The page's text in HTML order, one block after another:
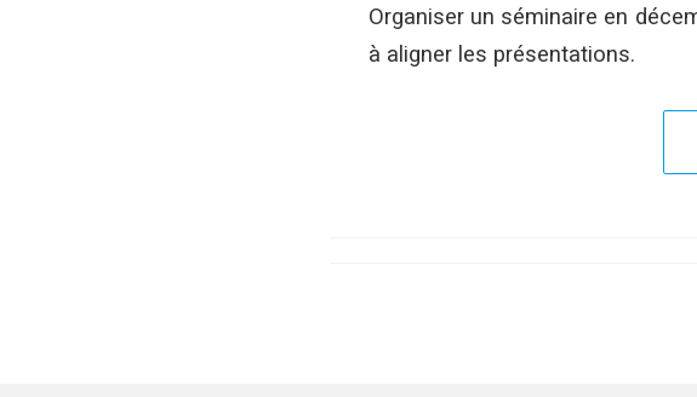
Organiser un séminaire en
à aligner les présentations.